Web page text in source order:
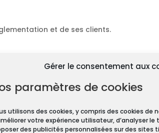
Gérer le consentement aux
paramètres de cookies
utilisons des cookies, y compris des cookies de
votre expérience utilisateur, d’analyser
des publicités personnalisées sur des sites
et de ses clients.
?
pour toute transaction